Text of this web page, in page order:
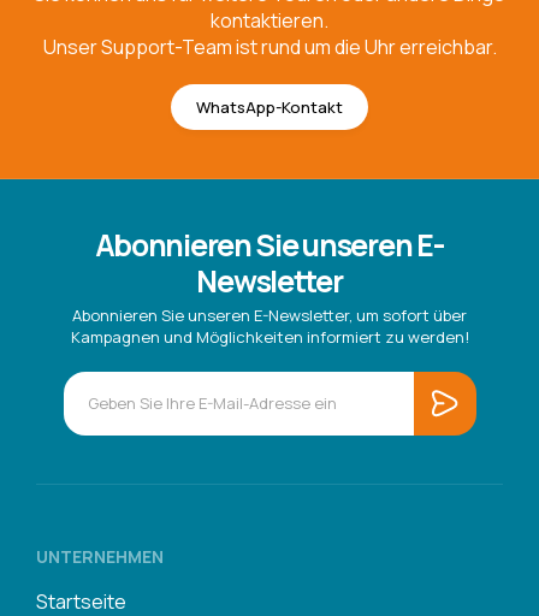
kontaktieren.
Unser Support-Team ist rund um die Uhr erreichbar.
WhatsApp-Kontakt
Abonnieren Sie unseren E-
Newsletter
Abonnieren Sie unseren E-Newsletter, um sofort über
Kampagnen und Möglichkeiten informiert zu werden!
UNTERNEHMEN
Startseite